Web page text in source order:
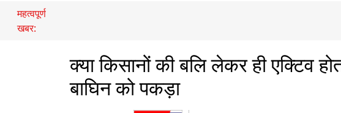
महत्वपूर्ण
खबर:
क्या किसानों की बलि लेकर ही एक्टिव
बाघिन को पकड़ा